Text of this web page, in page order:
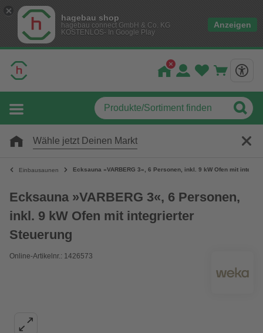
hagebau shop
hagebau connect GmbH & Co. KG
KOSTENLOS- In Google Play
Anzeigen
Wähle jetzt Deinen Markt
Einbausaunen Ecksauna »VARBERG 3«, 6 Personen, inkl. 9 kW Ofen mit
Ecksauna »VARBERG 3«, 6 Personen,
inkl. 9 kW Ofen mit integrierter
Steuerung
Online-Artikelnr.: 1426573